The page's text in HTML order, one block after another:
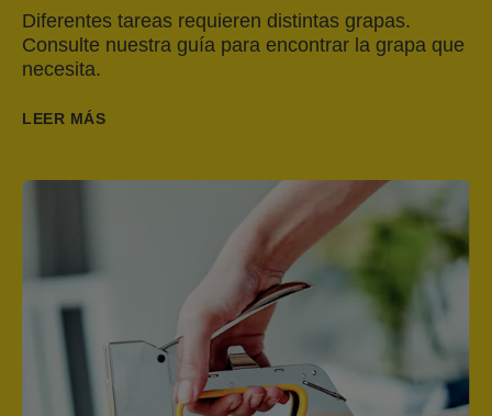
Diferentes tareas requieren distintas grapas.
Consulte nuestra guía para encontrar la grapa que
necesita.
LEER MÁS